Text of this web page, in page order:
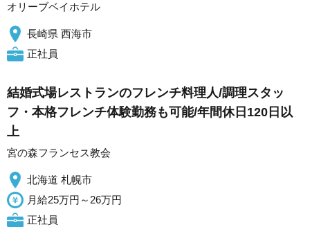
オリーブベイホテル
長崎県 西海市
正社員
結婚式場レストランのフレンチ料理人/調理スタッ
フ・本格フレンチ体験勤務も可能/年間休日120日以
上
宮の森フランセス教会
北海道 札幌市
月給25万円～26万円
正社員